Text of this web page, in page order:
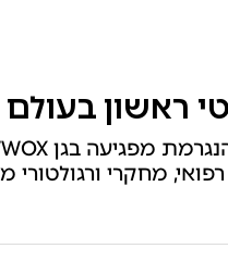
מחקרי ורגולטורי